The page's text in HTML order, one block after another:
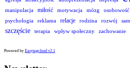
manipulacja
miłość motywacja mózg osobowość
psychologia
reklama relacje rodzina rozwój
szczęście terapia wpływ społeczny zachowanie
Powered by Easytagcloud v2.1